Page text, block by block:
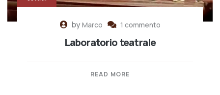
byMarco 1 commento
Laboratorio teatrale
READ MORE